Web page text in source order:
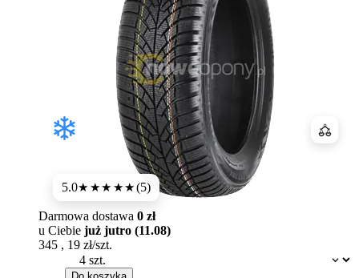
5.0★★★★★(5)
Dostępność:
Darmowa dostawa 0 zł
u Ciebie już jutro (11.08)
345 , 19 zł/szt.